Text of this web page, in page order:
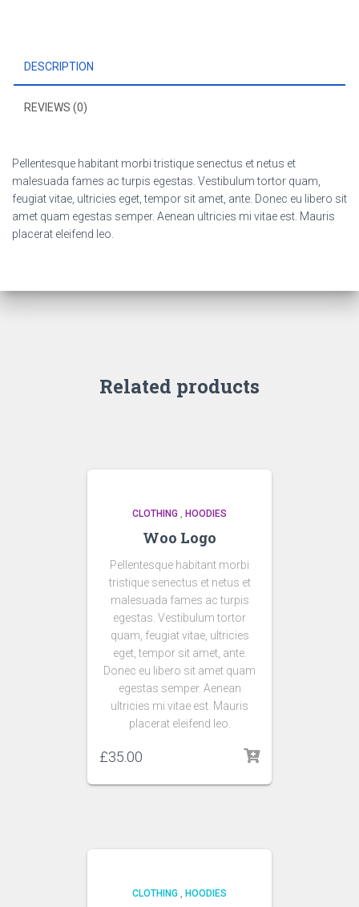
DESCRIPTION
REVIEWS (0)
Pellentesque habitant morbi tristique senectus et netus et
malesuada fames ac turpis egestas. Vestibulum tortor quam,
feugiat vitae, ultricies eget, tempor sit amet, ante. Donec eu libero sit
amet quam egestas semper. Aenean ultricies mi vitae est. Mauris
placerat eleifend leo.
Related products
CLOTHING , HOODIES
Woo Logo
Pellentesque habitant morbi
tristique senectus et netus et
malesuada fames ac turpis
egestas. Vestibulum tortor
quam, feugiat vitae, ultricies
eget, tempor sit amet, ante.
Donec eu libero sit amet quam
egestas semper. Aenean
ultricies mi vitae est. Mauris
placerat eleifend leo.
£35.00
CLOTHING , HOODIES